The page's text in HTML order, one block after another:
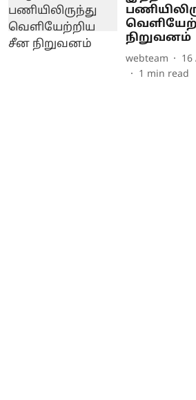
நிறுவனம்
webteam
16
1 min read